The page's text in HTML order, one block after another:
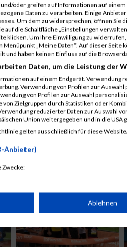
/ 15.07.2026
05.09.2019
oder greifen auf Informationen auf einem
Daten zu verarbeiten. Einige
Um dem zu widersprechen, öffnen Sie
auf die Schaltfläche „Einstellungen
klicken. Um Ihre Einwilligung zu
Menüpunkt „Meine Daten“. Auf dieser
und haben keinen Einfluss auf die
Daten, um die Leistung der
auf einem Endgerät. Verwendung
Verwendung von Profilen zur
von Profilen zur Auswahl
Zielgruppen durch Statistiken oder
reduzierter Daten zur Auswahl
Union weitergegeben und in die USA
gelten ausschließlich für diese
Anbieter)
Zwecke:
auf Informationen auf einem
zur Auswahl von Werbeanzeigen
Ablehnen